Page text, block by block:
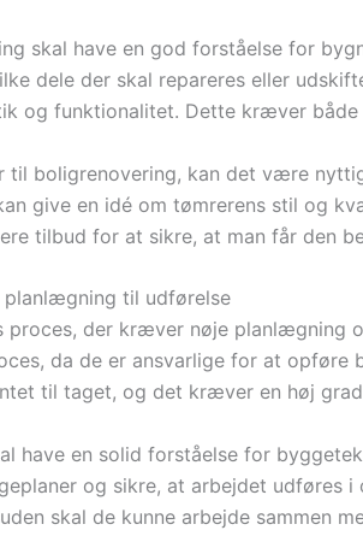
skal have en god forståelse for
dele der skal repareres eller
og funktionalitet. Dette kræver
til boligrenovering, kan det være
give en idé om tømrerens stil og
tilbud for at sikre, at man får den
planlægning til udførelse
proces, der kræver nøje planlægning
da de er ansvarlige for at opføre
til taget, og det kræver en høj
have en solid forståelse for
og sikre, at arbejdet udføres i
skal de kunne arbejde sammen